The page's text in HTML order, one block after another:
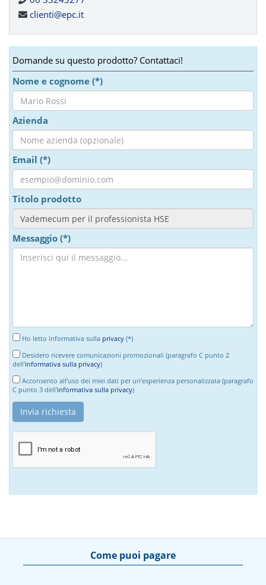
clienti@epc.it
Domande su questo prodotto? Contattaci!
Nome e cognome (*)
Azienda
Email (*)
Titolo prodotto
Messaggio (*)
Ho letto informativa sulla privacy (*)
Desidero ricevere comunicazioni promozionali (paragrafo C punto 2
dell'informativa sulla privacy)
Acconsento all’uso dei miei dati per un’esperienza personalizzata (paragrafo
C punto 3 dell'informativa sulla privacy)
Come puoi pagare